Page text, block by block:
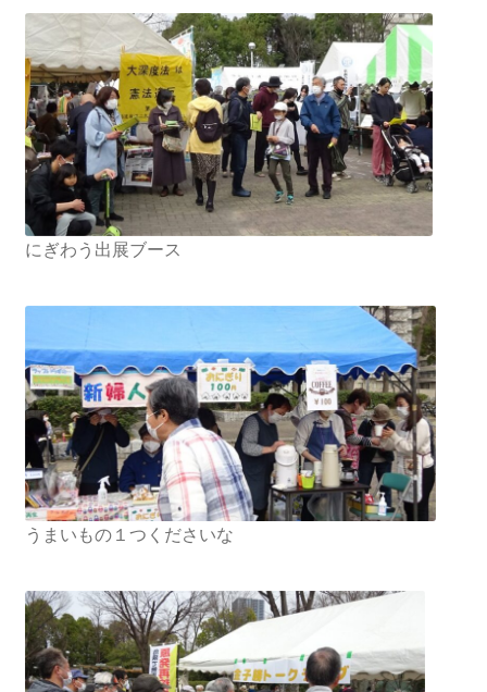
2026.3.15 第１５回原発ゼロへのカウントダウンinか
わさき集会開催
ギャラリー
ギャラリー_2023.3.12
ギャラリー_2024.3.10
ギャラリー_2025.3.23
ギャラリー_2026.3.15
原発ゼロと未来
原発動向
原発 日誌
2022.7.15東電・株主訴訟 経営陣に13兆円賠償命令
2022.8.1 福島第一原発 汚染配管撤去 失敗続きで計画
断念
にぎわう出展ブース
うまいもの１つくださいな